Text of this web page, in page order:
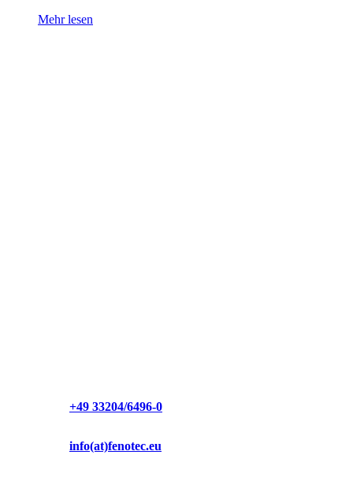
Mehr lesen
+49 33204/6496-0
info(at)fenotec.eu